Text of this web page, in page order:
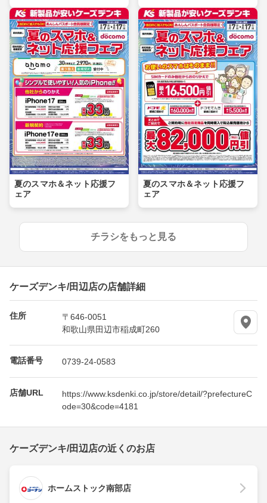
夏のスマホ＆ネット応援フ
ェア
夏のスマホ＆ネット応援フ
ェア
チラシをもっと見る
ケーズデンキ/田辺店の店舗詳細
住所
〒646-0051
和歌山県田辺市稲成町260
電話番号 0739-24-0583
店舗URL
https://www.ksdenki.co.jp/store/detail/?prefectureC
ode=30&code=4181
ケーズデンキ/田辺店の近くのお店
ホームストック南部店